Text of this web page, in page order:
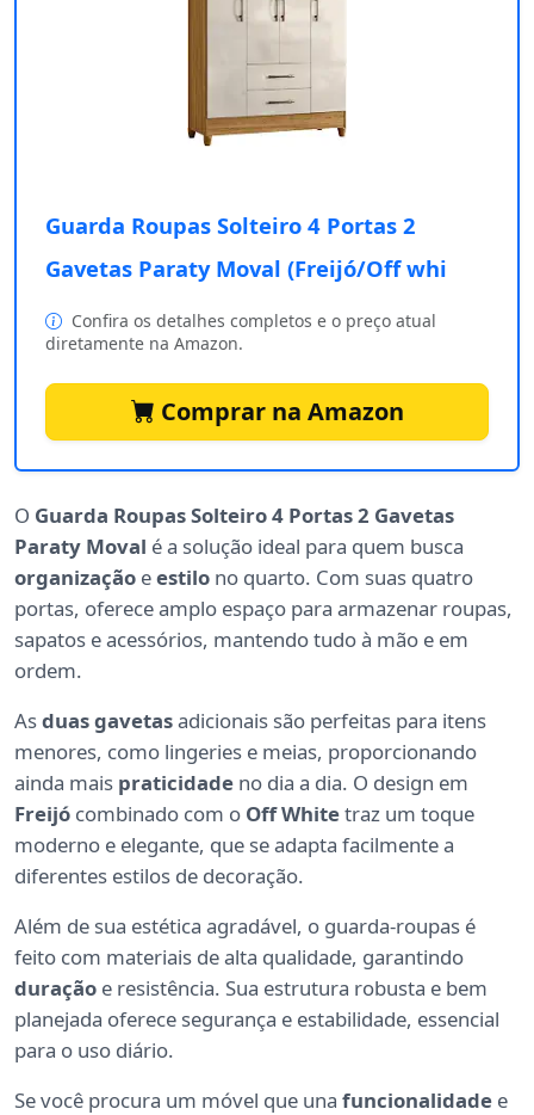
Guarda Roupas Solteiro 4 Portas 2
Gavetas Paraty Moval (Freijó/Off whi
Confira os detalhes completos e o preço atual
diretamente na Amazon.
Comprar na Amazon
O Guarda Roupas Solteiro 4 Portas 2 Gavetas
Paraty Moval é a solução ideal para quem busca
organização eestilo no quarto. Com suas quatro
portas, oferece amplo espaço para armazenar roupas,
sapatos e acessórios, mantendo tudo à mão e em
ordem.
Asduas gavetasadicionais são perfeitas para itens
menores, como lingeries e meias, proporcionando
ainda mais praticidade no dia a dia. O design em
Freijó combinado com o Off Whitetraz um toque
moderno e elegante, que se adapta facilmente a
diferentes estilos de decoração.
Além de sua estética agradável, o guarda-roupas é
feito com materiais de alta qualidade, garantindo
duração e resistência. Sua estrutura robusta e bem
planejada oferece segurança e estabilidade, essencial
para o uso diário.
Se você procura um móvel que una funcionalidade e